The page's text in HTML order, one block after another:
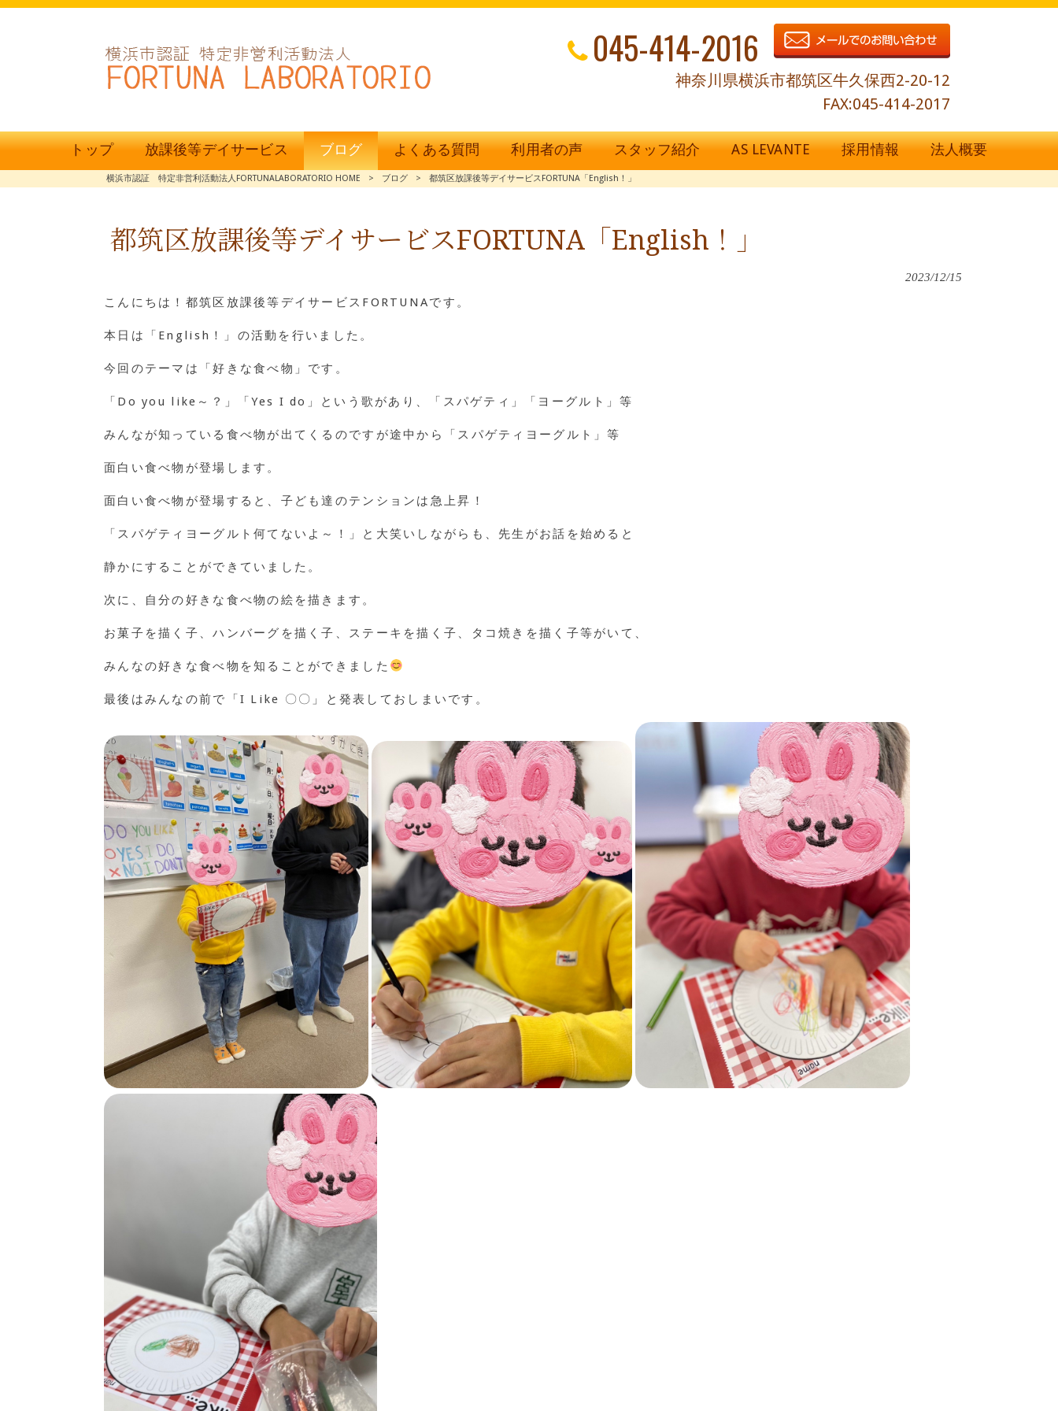
045-414-2016
神奈川県横浜市都筑区牛久保西2-20-12
FAX:045-414-2017
トップ 放課後等デイサービス ブログ よくある質問 利用者の声 スタッフ紹介 AS LEVANTE 採用情報 法人概要
横浜市認証 特定非営利活動法人FORTUNALABORATORIO HOME > ブログ > 都筑区放課後等デイサービスFORTUNA「English！」
都筑区放課後等デイサービスFORTUNA「English！」
2023/12/15
こんにちは！都筑区放課後等デイサービスFORTUNAです。
本日は「English！」の活動を行いました。
今回のテーマは「好きな食べ物」です。
「Do you like～？」「Yes I do」という歌があり、「スパゲティ」「ヨーグルト」等
みんなが知っている食べ物が出てくるのですが途中から「スパゲティヨーグルト」等
面白い食べ物が登場します。
面白い食べ物が登場すると、子ども達のテンションは急上昇！
「スパゲティヨーグルト何てないよ～！」と大笑いしながらも、先生がお話を始めると
静かにすることができていました。
次に、自分の好きな食べ物の絵を描きます。
お菓子を描く子、ハンバーグを描く子、ステーキを描く子、タコ焼きを描く子等がいて、
みんなの好きな食べ物を知ることができました
最後はみんなの前で「I Like 〇〇」と発表しておしまいです。